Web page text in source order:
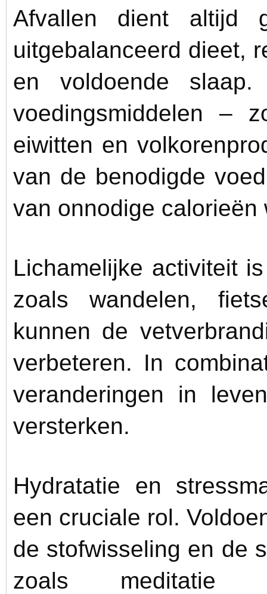
Afvallen dient altijd
uitgebalanceerd dieet,
en voldoende
voedingsmiddelen –
eiwitten en
van de benodigde
van onnodige calorieën
Lichamelijke activiteit
zoals wandelen,
kunnen de
verbeteren. In
veranderingen in
versterken.
Hydratatie en
een cruciale rol.
de stofwisseling en de
zoals meditatie